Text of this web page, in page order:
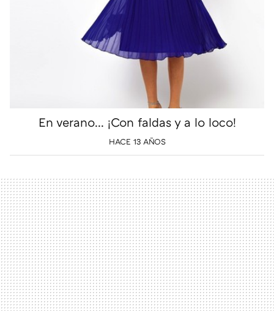
En verano... ¡Con faldas y a lo loco!
HACE 13 AÑOS